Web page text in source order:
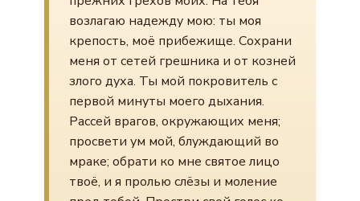
возлагаю надежду мою: ты моя
крепость, моё прибежище. Сохрани
меня от сетей грешника и от козней
злого духа. Ты мой покровитель с
первой минуты моего дыхания.
Рассей врагов, окружающих меня;
просвети ум мой, блуждающий во
мраке; обрати ко мне святое лицо
твоё, и я пролью слёзы и моление